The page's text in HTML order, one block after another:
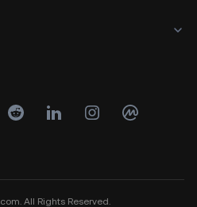
All Rights Reserved.